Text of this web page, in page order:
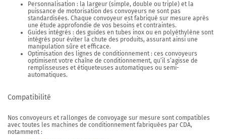
Personnalisation : la largeur (simple, double ou triple) et la
puissance de motorisation des convoyeurs ne sont pas
standardisées. Chaque convoyeur est fabriqué sur mesure après
une étude approfondie de vos besoins et contraintes.
Guides intégrés : des guides en tubes inox ou en polyéthylène sont
intégrés pour éviter la chute des produits, assurant ainsi une
manipulation sûre et efficace.
Optimisation des lignes de conditionnement : ces convoyeurs
optimisent votre chaîne de conditionnement, qu’il s’agisse de
remplisseuses et étiqueteuses automatiques ou semi-
automatiques.
Compatibilité
Nos convoyeurs et rallonges de convoyage sur mesure sont compatibles
avec toutes les machines de conditionnement fabriquées par CDA,
notamment :